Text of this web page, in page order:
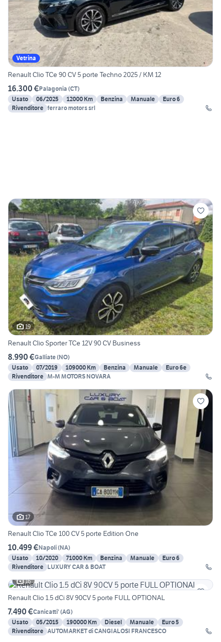
Vetrina
Renault Clio TCe 90 CV 5 porte Techno 2025 / KM 12
16.300 €Palagonia (CT)
Usato
06/2025 12000 Km Benzina Manuale
Euro 6
Rivenditore ferraro motors srl
19
Renault Clio Sporter TCe 12V 90 CV Business
8.990 €Galliate(NO)
Usato
07/2019 109000 Km Benzina Manuale
Euro 6e
Rivenditore M-M MOTORS NOVARA
17
Renault Clio TCe 100 CV 5 porte Edition One
10.499 €Napoli(NA)
Usato
10/2020 71000 Km Benzina Manuale
Euro 6
Rivenditore LUXURY CAR & BOAT
16
Renault Clio 1.5 dCi 8V 90CV 5 porte FULL OPTIONAL
7.490 €Canicatti' (AG)
Usato
05/2015 190000 Km Diesel Manuale
Euro 5
Rivenditore AUTOMARKET di CANGIALOSI FRANCESCO